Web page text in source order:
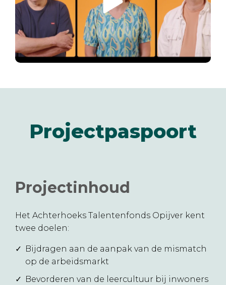
Projectpaspoort
Projectinhoud
Het Achterhoeks Talentenfonds Opijver kent
twee doelen:
Bijdragen aan de aanpak van de mismatch
op de arbeidsmarkt
Bevorderen van de leercultuur bij inwoners